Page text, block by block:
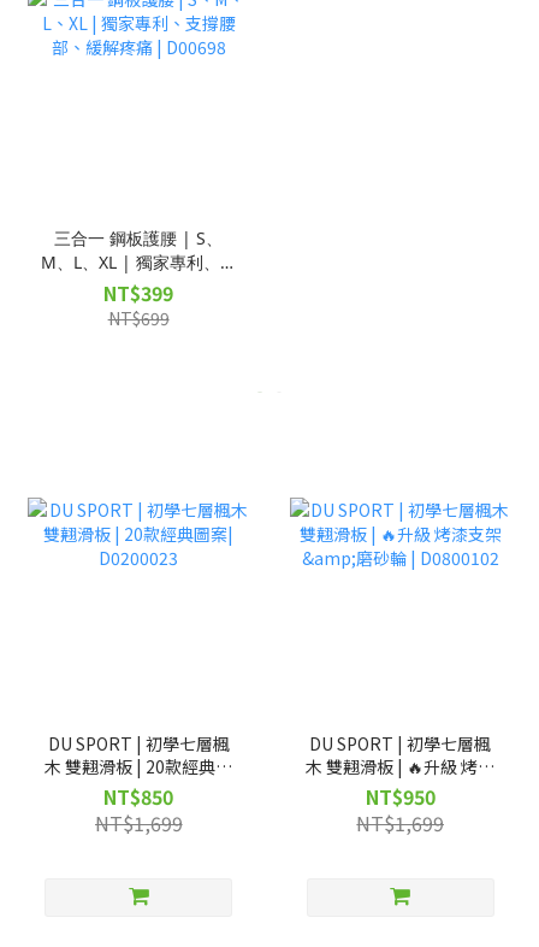
三合一 鋼板護腰 | S、
M、L、XL | 獨家專利、支
撐腰部、緩解疼痛 |
D00698
NT$399
NT$699
DU SPORT | 初學七層楓
木 雙翹滑板 | 20款經典圖
案| D0200023
NT$850
NT$1,699
DU SPORT | 初學七層楓
木 雙翹滑板 | 🔥升級 烤漆
支架&磨砂輪 | D0800102
NT$950
NT$1,699